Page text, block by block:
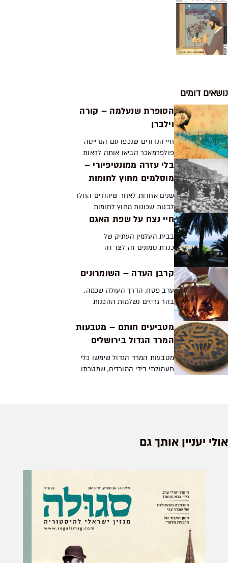
נושאים דומים
הסופרת שנעלמה – קורה
וילברן
חיי הנדודים שנכפו עם הנרייטה
פולפרמאכר הביאו אותה לראות
חצי עולם עוד לפני שמלאו לה
עשרים. לצד חוויות מרתקות
מחיים קשים מאוד, ומצבה לא ...
בלי עזרה ממונטיפיורי –
מוסלמים מחוץ לחומות
שנים אחדות לאחר שיהודים החלו
לבנות שכונות מחוץ לחומות
ירושלים צעדו בעקבותיהם גם
היהודיות שהוקמו מכספי צדקה
לרווחת התושבים העניים, אצל
חיי נצח על שפת האגם
בבית העלמין העתיק של
כנרת טמונים זה לצד זה
כצנלסון, רחל המשוררת
הישראלית הפכו אותו ממוקד
עלייה לרגל ציונית סוציאל...
קרבן העדה – השומרונים
ערב פסח, הדרך העולה שכמה.
בהר גריזים נשלמות ההכנות
לבן. ובהר הבית? על פסח
השומרונים, פסח היהודים - ומה
מטביעים חותם – מטבעות
המרד הגדול בירושלים
מטבעות המרד הגדול שימשו כלי
תעמולתי בידי המורדים, שמטרתו
אולי יעניין אותך גם